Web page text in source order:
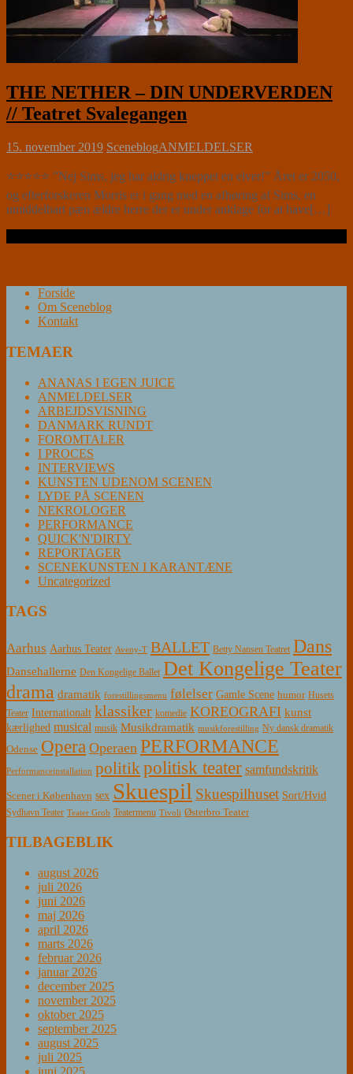
THE NETHER – DIN UNDERVERDEN
// Teatret Svalegangen
15. november 2019 SceneblogANMELDELSER
⭐⭐⭐⭐⭐ ”Nej Sims, jeg har aldrig kneppet en elver!” Året er 2050,
og efterforskeren Morris er i gang med en afhøring af Sims, en
umiddelbart pæn ældre herre der er under anklage for at have[…]
Forside
Om Sceneblog
Kontakt
TEMAER
ANANAS I EGEN JUICE
ANMELDELSER
ARBEJDSVISNING
DANMARK RUNDT
FOROMTALER
I PROCES
INTERVIEWS
KUNSTEN UDENOM SCENEN
LYDE PÅ SCENEN
NEKROLOGER
PERFORMANCE
QUICK'N'DIRTY
REPORTAGER
SCENEKUNSTEN I KARANTÆNE
Uncategorized
TAGS
Aarhus Aarhus Teater Aveny-T BALLET Betty Nansen Teatret Dans
Dansehallerne Den Kongelige Ballet Det Kongelige Teater
drama dramatik forestillingsmenu følelser Gamle Scene humor Husets
Teater Internationalt klassiker komedie KOREOGRAFI kunst
kærlighed musical musik Musikdramatik musikforestilling Ny dansk dramatik
Odense Opera Operaen PERFORMANCE
Performanceinstallation politikpolitisk teater samfundskritik
Scener i København sex Skuespil Skuespilhuset Sort/Hvid
Sydhavn Teater Teater Grob Teatermenu Tivoli Østerbro Teater
TILBAGEBLIK
august 2026
juli 2026
juni 2026
maj 2026
april 2026
marts 2026
februar 2026
januar 2026
december 2025
november 2025
oktober 2025
september 2025
august 2025
juli 2025
juni 2025